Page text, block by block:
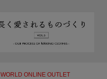
WORLD ONLINE OUTLET